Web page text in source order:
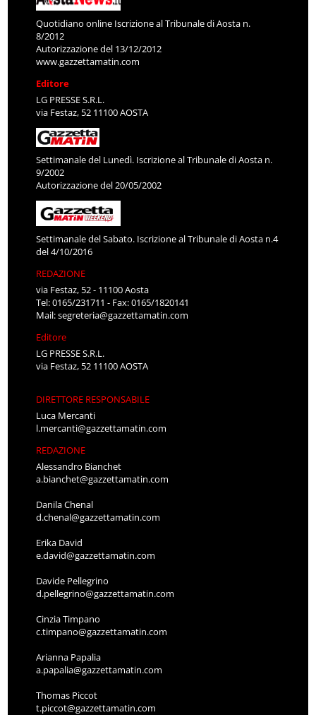
Quotidiano online Iscrizione al Tribunale di Aosta n.
8/2012
Autorizzazione del 13/12/2012
www.gazzettamatin.com
Editore
LG PRESSE S.R.L.
via Festaz, 52 11100 AOSTA
Settimanale del Lunedì. Iscrizione al Tribunale di Aosta n.
9/2002
Autorizzazione del 20/05/2002
Settimanale del Sabato. Iscrizione al Tribunale di Aosta n.4
del 4/10/2016
REDAZIONE
via Festaz, 52 - 11100 Aosta
Tel: 0165/231711 - Fax: 0165/1820141
Mail:segreteria@gazzettamatin.com
Editore
LG PRESSE S.R.L.
via Festaz, 52 11100 AOSTA
DIRETTORE RESPONSABILE
Luca Mercanti
l.mercanti@gazzettamatin.com
REDAZIONE
Alessandro Bianchet
a.bianchet@gazzettamatin.com
Danila Chenal
d.chenal@gazzettamatin.com
Erika David
e.david@gazzettamatin.com
Davide Pellegrino
d.pellegrino@gazzettamatin.com
Cinzia Timpano
c.timpano@gazzettamatin.com
Arianna Papalia
a.papalia@gazzettamatin.com
Thomas Piccot
t.piccot@gazzettamatin.com